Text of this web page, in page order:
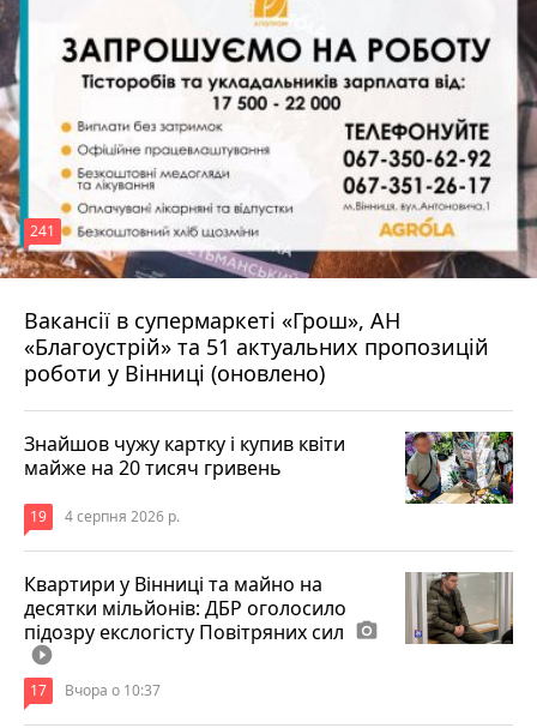
Вакансії в супермаркеті «Грош», АН
«Благоустрій» та 51 актуальних пропозицій
роботи у Вінниці (оновлено)
241
4 серпня 2026 р.
Знайшов чужу картку і купив квіти
майже на 20 тисяч гривень
19 4 серпня 2026 р.
Квартири у Вінниці та майно на
десятки мільйонів: ДБР оголосило
підозру екслогісту Повітряних сил photo_camera
play_circle_filled
17 Вчора о 10:37